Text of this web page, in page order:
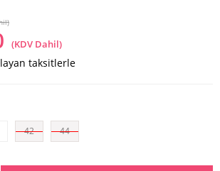
(KDV Dahil)
taksitlerle
42 44